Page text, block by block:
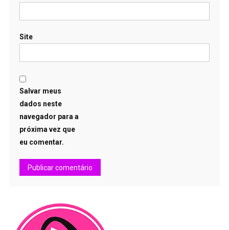
Site
Salvar meus
dados neste
navegador para a
próxima vez que
eu comentar.